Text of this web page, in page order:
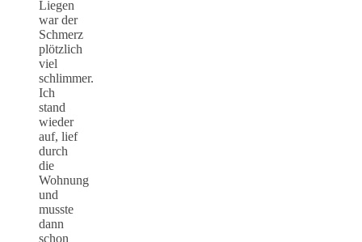
Liegen
war der
Schmerz
plötzlich
viel
schlimmer.
Ich
stand
wieder
auf, lief
durch
die
Wohnung
und
musste
dann
schon